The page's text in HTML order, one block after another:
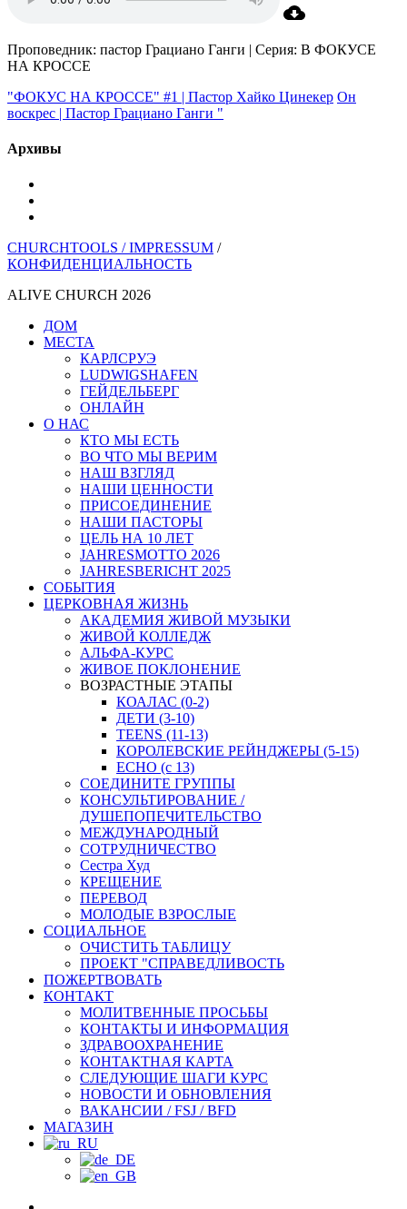
Проповедник: пастор Грациано Ганги | Серия: В ФОКУСЕ
НА КРОССЕ
"ФОКУС НА КРОССЕ" #1 | Пастор Хайко Цинекер Он
воскрес | Пастор Грациано Ганги "
Архивы
CHURCHTOOLS /IMPRESSUM /
КОНФИДЕНЦИАЛЬНОСТЬ
ALIVE CHURCH 2026
Закрыть
меню
ДОМ
МЕСТА
КАРЛСРУЭ
LUDWIGSHAFEN
ГЕЙДЕЛЬБЕРГ
ОНЛАЙН
О НАС
КТО МЫ ЕСТЬ
ВО ЧТО МЫ ВЕРИМ
НАШ ВЗГЛЯД
НАШИ ЦЕННОСТИ
ПРИСОЕДИНЕНИЕ
НАШИ ПАСТОРЫ
ЦЕЛЬ НА 10 ЛЕТ
JAHRESMOTTO 2026
JAHRESBERICHT 2025
СОБЫТИЯ
ЦЕРКОВНАЯ ЖИЗНЬ
АКАДЕМИЯ ЖИВОЙ МУЗЫКИ
ЖИВОЙ КОЛЛЕДЖ
АЛЬФА-КУРС
ЖИВОЕ ПОКЛОНЕНИЕ
ВОЗРАСТНЫЕ ЭТАПЫ
КОАЛАС (0-2)
ДЕТИ (3-10)
TEENS (11-13)
КОРОЛЕВСКИЕ РЕЙНДЖЕРЫ (5-15)
ECHO (с 13)
СОЕДИНИТЕ ГРУППЫ
КОНСУЛЬТИРОВАНИЕ /
ДУШЕПОПЕЧИТЕЛЬСТВО
МЕЖДУНАРОДНЫЙ
СОТРУДНИЧЕСТВО
Сестра Худ
КРЕЩЕНИЕ
ПЕРЕВОД
МОЛОДЫЕ ВЗРОСЛЫЕ
СОЦИАЛЬНОЕ
ОЧИСТИТЬ ТАБЛИЦУ
ПРОЕКТ "СПРАВЕДЛИВОСТЬ
ПОЖЕРТВОВАТЬ
КОНТАКТ
МОЛИТВЕННЫЕ ПРОСЬБЫ
КОНТАКТЫ И ИНФОРМАЦИЯ
ЗДРАВООХРАНЕНИЕ
КОНТАКТНАЯ КАРТА
СЛЕДУЮЩИЕ ШАГИ КУРС
НОВОСТИ И ОБНОВЛЕНИЯ
ВАКАНСИИ / FSJ / BFD
МАГАЗИН